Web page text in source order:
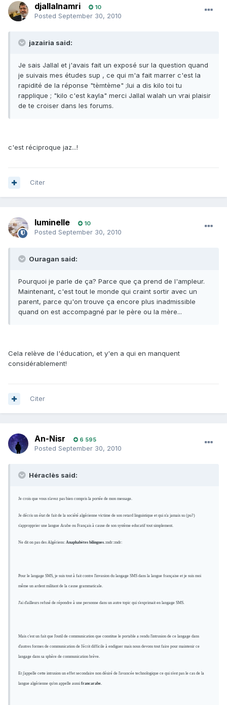
djallalnamri 10
Posted September 30, 2010
jazairia said:
Je sais Jallal et j'avais fait un exposé sur la question quand
je suivais mes études sup , ce qui m'a fait marrer c'est la
rapidité de la réponse "tèmtème" ;lui a dis kilo toi tu
rapplique ; "kilo c'est kayla" merci Jallal walah un vrai plaisir
de te croiser dans les forums.
c'est réciproque jaz...!
Citer
luminelle 10
Posted September 30, 2010
Ouragan said:
Pourquoi je parle de ça? Parce que ça prend de l'ampleur.
Maintenant, c'est tout le monde qui craint sortir avec un
parent, parce qu'on trouve ça encore plus inadmissible
quand on est accompagné par le père ou la mère...
Cela relève de l'éducation, et y'en a qui en manquent
considérablement!
Citer
An-Nisr 6 595
Posted September 30, 2010
Héraclès said:
Je crois que vous n'avez pas bien compris la portée de mon message.
Je décris un état de fait de la société algérienne victime de son retard linguistique et qui n'a jamais su (pu?)
s'appropprier une langue Arabe ou Français à cause de son système educatif tout simplement.
Ne dit on pas des Algériens: Anaphabètes bilingues.:mdr::mdr:
Pour le langage SMS, je suis tout à fait contre l'invasion du langage SMS dans la langue française et je suis moi
même un ardent militant de la cause grammaticale.
J'ai d'ailleurs refusé de répondre à une personne dans un autre topic qui s'exprimait en langage SMS.
Mais c'est un fait que l'outil de communication que constitue le portable a rendu l'intrusion de ce langage dans
d'autres formes de communication de l'écrit difficile à endiguer mais nous devons tout faire pour maintenir ce
langage dans sa sphère de communication brève.
Et j'appelle cette intrusion un effet secondaire non désiré de l'avancée technologique ce qui n'est pas le cas de la
langue algérienne qu'on appelle aussi francarabe.